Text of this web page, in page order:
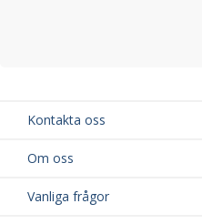
Kontakta oss
Om oss
Vanliga frågor